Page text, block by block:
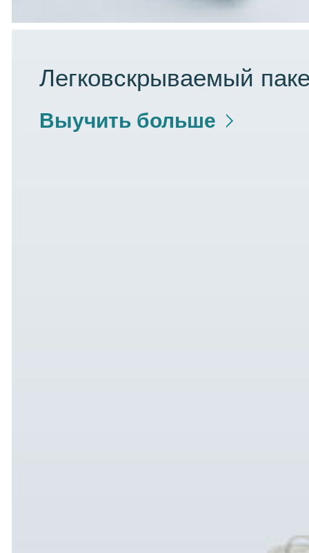
Легковскрываемый
Выучить больше